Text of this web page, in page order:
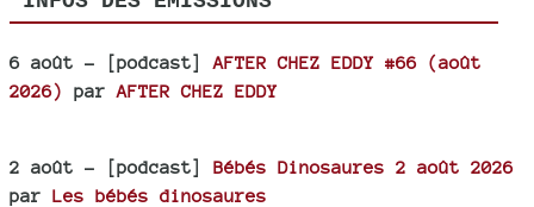
6 août - [podcast] AFTER CHEZ EDDY #66 (août
2026)
par AFTER CHEZ EDDY
2 août - [podcast] Bébés Dinosaures 2 août 2026
par Les bébés dinosaures